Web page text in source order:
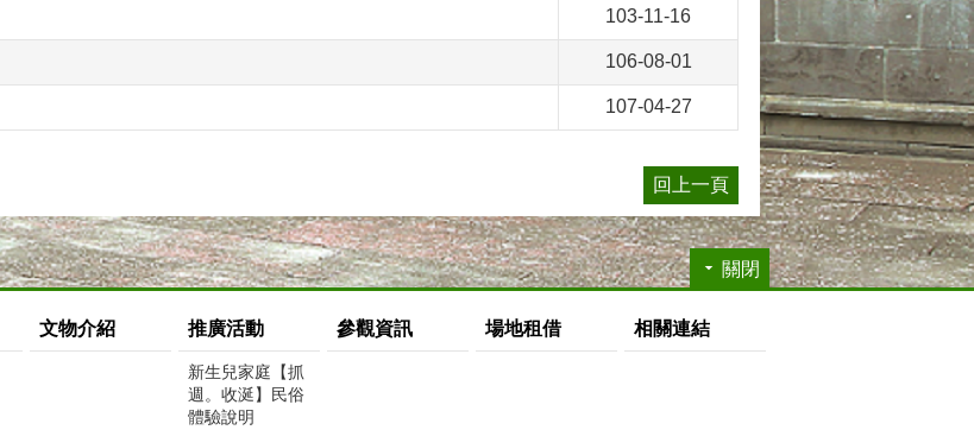
103-11-16
106-08-01
107-04-27
回上一頁
關閉
文物介紹 推廣活動
新生兒家庭【抓
週。收涎】民俗
體驗說明
參觀資訊 場地租借 相關連結